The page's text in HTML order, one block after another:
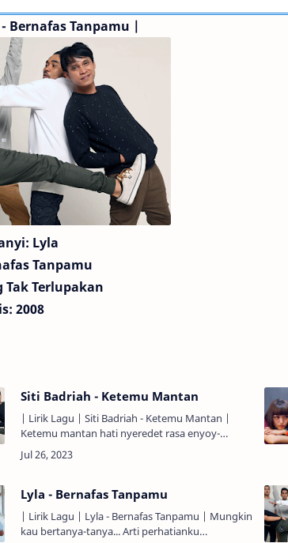
Bernafas Tanpamu |
Lyla
Tanpamu
Tak Terlupakan
2008
Siti Badriah - Ketemu Mantan
| Lirik Lagu | Siti Badriah - Ketemu Mantan |
Ketemu mantan hati nyeredet rasa enyoy-
enyoyan... Ketemu mantan rasanya bagai sikut
kejedug pintu... Hatiku dag di…
Lyla - Bernafas Tanpamu
| Lirik Lagu | Lyla - Bernafas Tanpamu | Mungkin
kau bertanya-tanya... Arti perhatianku